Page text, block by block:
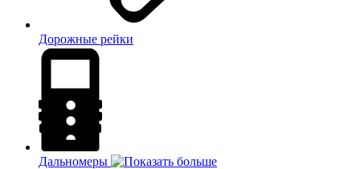
Дорожные рейки
Дальномеры